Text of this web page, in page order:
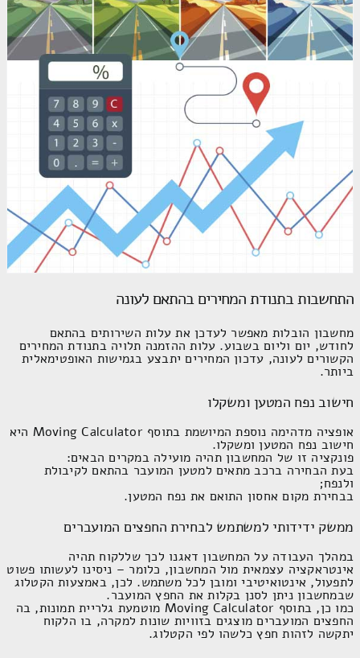
התחשבות בתנודת המחירים בהתאם לעונה
יום וליום בשבוע. עלות ההזמנה תלויה בתנודת המחירים הקשורים
לעונה, עדכון המחירים יתבצע בגמישות האופטימאלית ביותר.
חישוב נפח המטען ומשקלו
אופציה מדהימה נוספת המיושמת בתוסף
פונקציה זו של המחשבון תהיה מועילה במקרים הבאים:
בעת הבחירה ברכב מתאים למטען המועבר בהתאם לקיבולת ולנפח;
בבחירת מקום אחסון התואם את נפח המטען.
ממשק ידידותי למשתמש לבחירת החפצים המועברים
במהלך העבודה על המחשבון דאגנו לכך שללקוח תהיה
עצמאית מול המחשבון, כלומר – ניסינו לעשותו פשוט לתפעול,
ניתן לסנן בקלות את החפץ המועבר.
כמו כן, בתוסףMoving Calculator מוטמעת גלריית תמונות, בה
החפצים המועברים מוצגים בזוויות שונות למקרה, בו הלקוח יתקשה
לזהות חפץ כלשהו לפי הקטלוג.
הדפסת ההזמנה